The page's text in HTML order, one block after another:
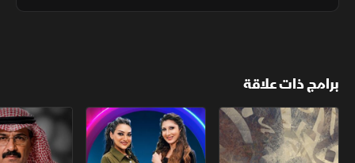
برامج ذات علاقة
الشقر ستوديو ستايلي الفيلسوف